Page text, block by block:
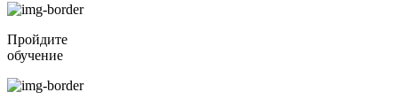
Пройдите
обучение